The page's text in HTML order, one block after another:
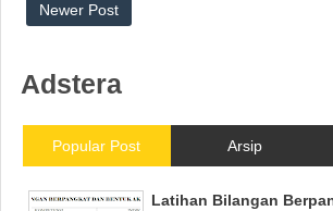
Newer Post
Adstera
Popular Post Arsip
Latihan Bilangan